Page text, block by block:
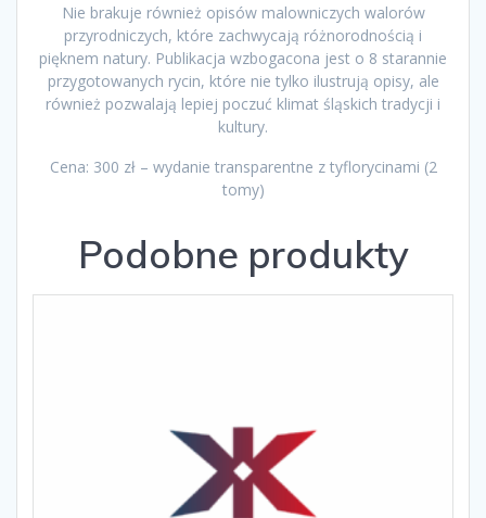
Nie brakuje również opisów malowniczych walorów
przyrodniczych, które zachwycają różnorodnością i
pięknem natury. Publikacja wzbogacona jest o 8 starannie
przygotowanych rycin, które nie tylko ilustrują opisy, ale
również pozwalają lepiej poczuć klimat śląskich tradycji i
kultury.
Cena: 300 zł – wydanie transparentne z tyflorycinami (2
tomy)
Podobne produkty